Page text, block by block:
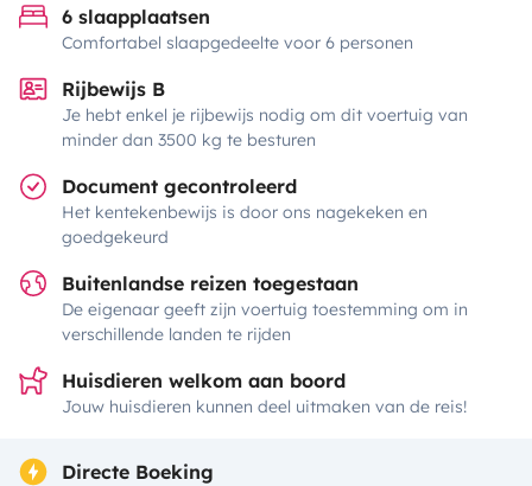
6 slaapplaatsen
Comfortabel slaapgedeelte voor 6 personen
Rijbewijs B
Je hebt enkel je rijbewijs nodig om dit voertuig van
minder dan 3500 kg te besturen
Document gecontroleerd
Het kentekenbewijs is door ons nagekeken en
goedgekeurd
Buitenlandse reizen toegestaan
De eigenaar geeft zijn voertuig toestemming om in
verschillende landen te rijden
Huisdieren welkom aan boord
Jouw huisdieren kunnen deel uitmaken van de reis!
Directe Boeking